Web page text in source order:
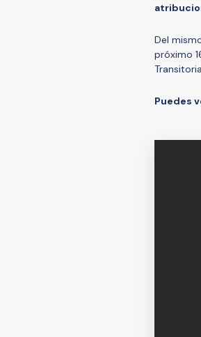
Del
próximo
Puedes